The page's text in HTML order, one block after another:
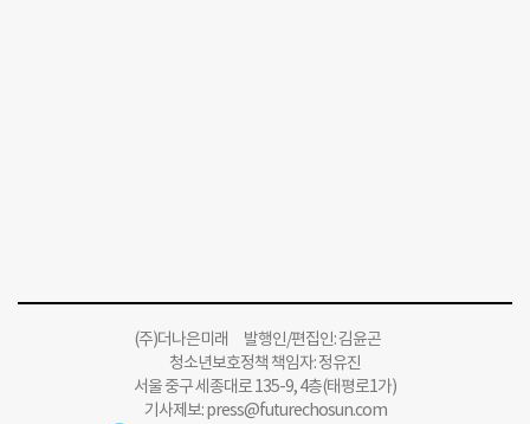
(주)더나은미래 발행인/편집인: 김윤곤
청소년보호정책 책임자: 정유진
서울 중구 세종대로 135-9, 4층(태평로1가)
기사제보:press@futurechosun.com